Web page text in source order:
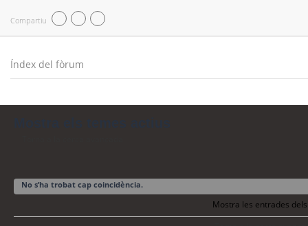
Compartiu
Índex del fòrum
No s’ha trobat cap coincidència.
Mostra les entrades